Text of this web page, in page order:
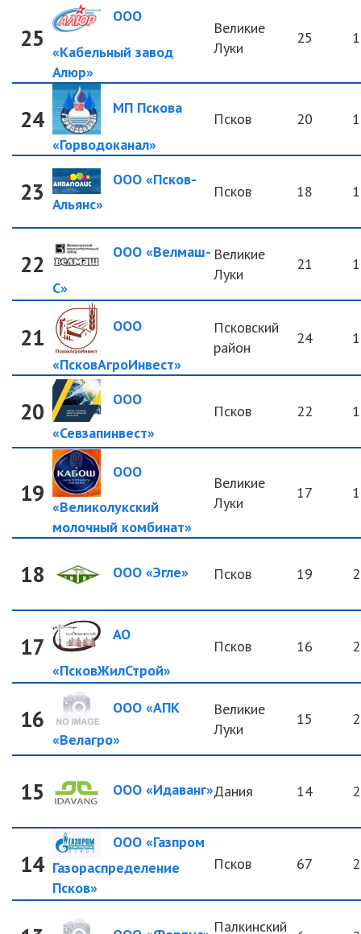
25
ООО
«Кабельный завод
Алюр»
Великие
Луки
25
24 МП Пскова
«Горводоканал»
Псков 20
23
ООО «Псков-
Альянс»
Псков 18
22
ООО «Велмаш-
С»
Великие
Луки
21
21 ООО
«ПсковАгроИнвест»
Псковский
район
24
20
ООО
«Севзапинвест»
Псков 22
19
ООО
«Великолукский
молочный комбинат»
Великие
Луки
17
18 ООО «Эгле» Псков 19
17
АО
«ПсковЖилСтрой»
Псков 16
16
ООО «АПК
«Велагро»
Великие
Луки
15
15 ООО «Идаванг»Дания 14
14
ООО «Газпром
Газораспределение
Псков»
Псков 67
Палкинский